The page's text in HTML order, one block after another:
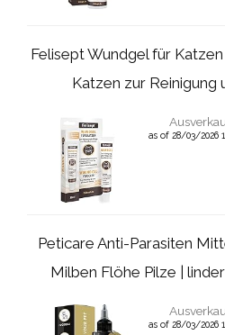
Felisept Wundgel für
Katzen zur Reinigung
as of 28/03/2026
Peticare Anti-Parasiten
Milben Flöhe Pilze |
as of 28/03/2026